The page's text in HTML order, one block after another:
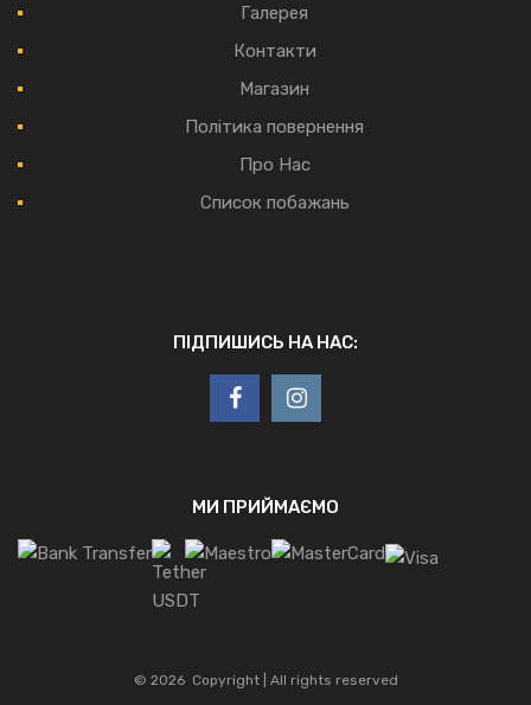
Галерея
Контакти
Магазин
Політика повернення
Про Нас
Список побажань
ПІДПИШИСЬ НА НАС:
МИ ПРИЙМАЄМО
© 2026 Copyright | All rights reserved